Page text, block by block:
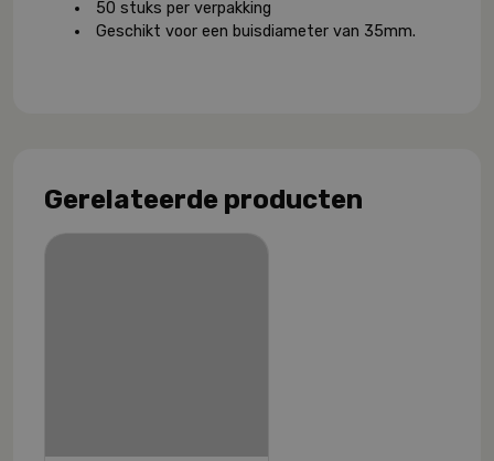
50 stuks per verpakking
Geschikt voor een buisdiameter van 35mm.
Gerelateerde producten